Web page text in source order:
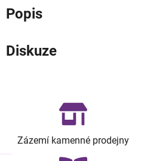
Popis
Diskuze
Zázemí kamenné prodejny